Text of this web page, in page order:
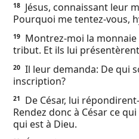
18
Jésus, connaissant leur
Pourquoi me tentez-vous,
19
Montrez-moi la monnaie
tribut. Et ils lui
20 Il leur demanda: De qui
inscription?
21
De César, lui
Rendez donc à César ce
qui est à Dieu.